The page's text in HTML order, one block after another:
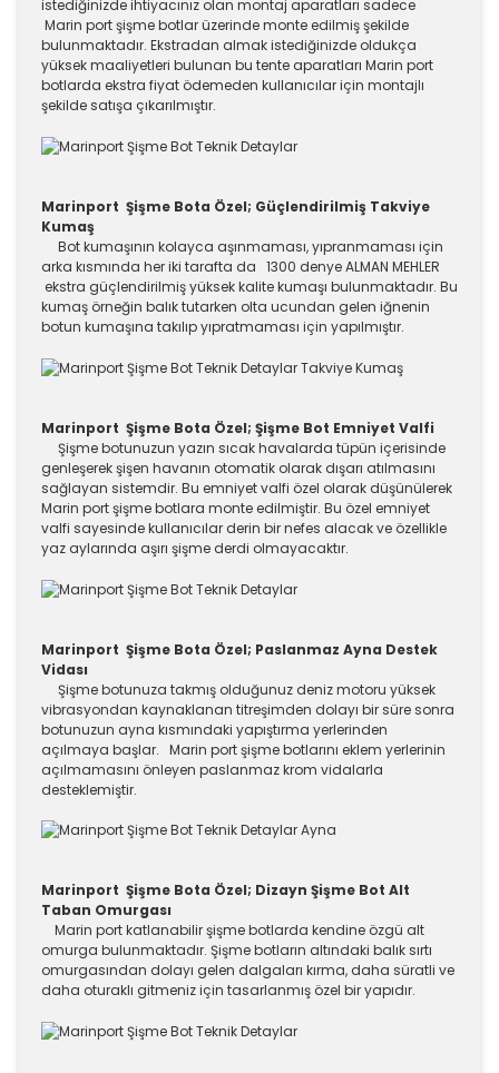
istediğinizde ihtiyacınız olan montaj aparatları sadece
Marin port şişme botlar üzerinde monte edilmiş şekilde
bulunmaktadır. Ekstradan almak istediğinizde oldukça
yüksek maaliyetleri bulunan bu tente aparatları Marin port
botlarda ekstra fiyat ödemeden kullanıcılar için montajlı
şekilde satışa çıkarılmıştır.
Marinport Şişme Bota Özel; Güçlendirilmiş Takviye
Kumaş
Bot kumaşının kolayca aşınmaması, yıpranmaması için
arka kısmında her iki tarafta da 1300 denye ALMAN MEHLER
ekstra güçlendirilmiş yüksek kalite kumaşı bulunmaktadır. Bu
kumaş örneğin balık tutarken olta ucundan gelen iğnenin
botun kumaşına takılıp yıpratmaması için yapılmıştır.
Marinport Şişme Bota Özel; Şişme Bot Emniyet Valfi
Şişme botunuzun yazın sıcak havalarda tüpün içerisinde
genleşerek şişen havanın otomatik olarak dışarı atılmasını
sağlayan sistemdir. Bu emniyet valfi özel olarak düşünülerek
Marin port şişme botlara monte edilmiştir. Bu özel emniyet
valfi sayesinde kullanıcılar derin bir nefes alacak ve özellikle
yaz aylarında aşırı şişme derdi olmayacaktır.
Marinport Şişme Bota Özel; Paslanmaz Ayna Destek
Vidası
Şişme botunuza takmış olduğunuz deniz motoru yüksek
vibrasyondan kaynaklanan titreşimden dolayı bir süre sonra
botunuzun ayna kısmındaki yapıştırma yerlerinden
açılmaya başlar. Marin port şişme botlarını eklem yerlerinin
açılmamasını önleyen paslanmaz krom vidalarla
desteklemiştir.
Marinport Şişme Bota Özel; Dizayn Şişme Bot Alt
Taban Omurgası
Marin port katlanabilir şişme botlarda kendine özgü alt
omurga bulunmaktadır. Şişme botların altındaki balık sırtı
omurgasından dolayı gelen dalgaları kırma, daha süratli ve
daha oturaklı gitmeniz için tasarlanmış özel bir yapıdır.